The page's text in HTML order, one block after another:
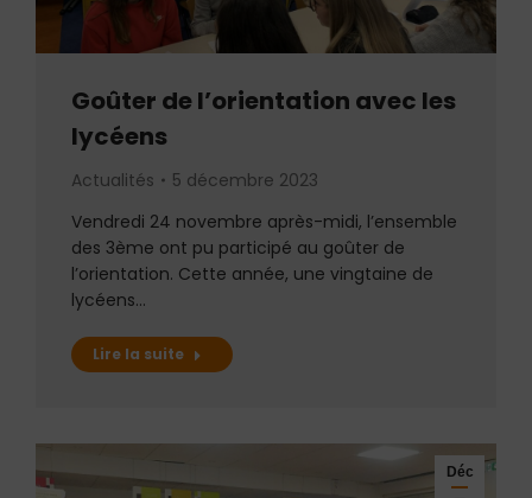
Goûter de l’orientation avec les
lycéens
Actualités
5 décembre 2023
Vendredi 24 novembre après-midi, l’ensemble
des 3ème ont pu participé au goûter de
l’orientation. Cette année, une vingtaine de
lycéens…
Lire la suite
Déc